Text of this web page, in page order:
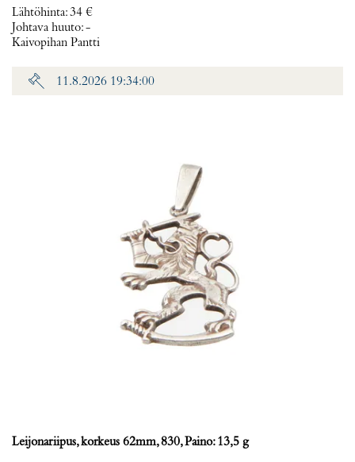
Lähtöhinta:34 €
Johtava huuto:-
Kaivopihan Pantti
11.8.2026 19:34:00
Leijonariipus, korkeus 62mm, 830, Paino: 13,5 g